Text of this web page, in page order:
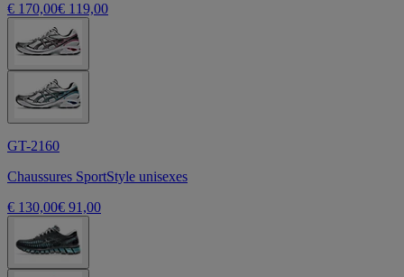
€ 170,00€ 119,00
GT-2160
Chaussures SportStyle unisexes
€ 130,00€ 91,00